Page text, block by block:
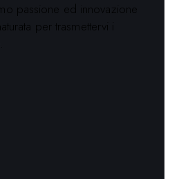
passione ed innovazione
per trasmettervi i